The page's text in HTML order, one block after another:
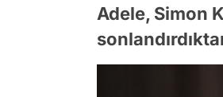
Adele, Simon